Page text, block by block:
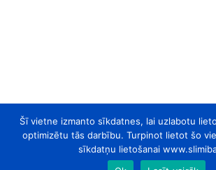
Šī vietne izmanto sīkdatnes, lai uzlabotu
optimizētu tās darbību. Turpinot lietot šo
sīkdatņu lietošanai